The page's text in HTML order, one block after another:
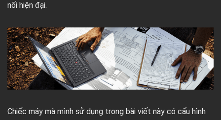
nối hiện đại.
Chiếc máy mà mình sử dụng trong bài viết này có cấu hình